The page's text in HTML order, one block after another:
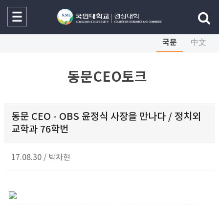
국문 中文
동문CEO토크
동문 CEO - OBS 윤정식 사장을 만나다 / 정치외
교학과 76학번
17.08.30 / 박차현